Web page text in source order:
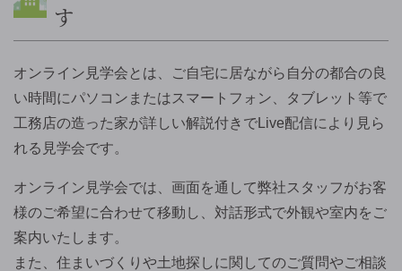
す
オンライン見学会とは、ご自宅に居ながら自分の都合の良
い時間にパソコンまたはスマートフォン、タブレット等で
工務店の造った家が詳しい解説付きでLive配信により見ら
れる見学会です。
オンライン見学会では、画面を通して弊社スタッフがお客
様のご希望に合わせて移動し、対話形式で外観や室内をご
案内いたします。
また、住まいづくりや土地探しに関してのご質問やご相談